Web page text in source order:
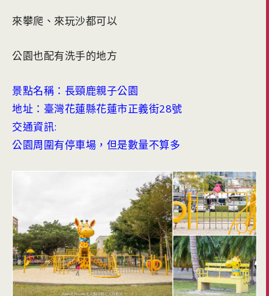
來攀爬、來玩沙都可以
公園也配有洗手的地方
景點名稱：長頸鹿親子公園
地址：臺灣花蓮縣花蓮市正義街28號
交通資訊:
公園周圍有停車場，但是數量不算多